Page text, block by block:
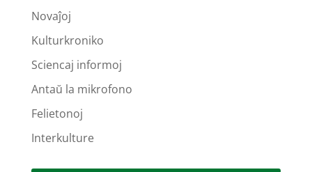
Novaĵoj
Kulturkroniko
Sciencaj informoj
Antaŭ la mikrofono
Felietonoj
Interkulture